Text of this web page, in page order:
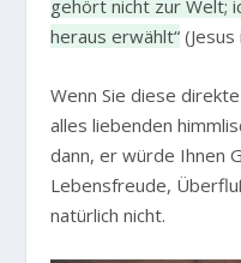
gehört nicht zur Welt;
heraus erwählt“ (Jesus
Wenn Sie diese
alles liebenden
dann, er würde Ihnen
Lebensfreude,
natürlich nicht.